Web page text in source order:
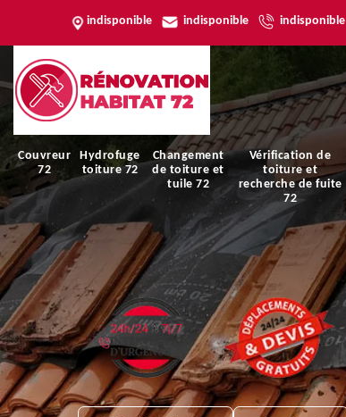
indisponible indisponible indisponible
Couvreur
72
Hydrofuge
toiture 72
Changement
de toiture et
tuile 72
Vérification de
toiture et
recherche de fuite
72